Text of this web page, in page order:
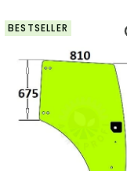
BESTSELLER